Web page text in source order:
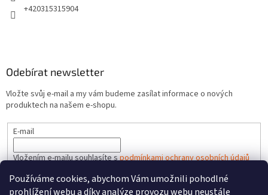
Používáme cookies, abychom Vám umožnili pohodlné
prohlížení webu a díky analýze provozu webu neustále
+420315315904
Odebírat newsletter
Vložte svůj e-mail a my vám budeme zasílat informace o nových
produktech na našem e-shopu.
E-mail
Vložením e-mailu souhlasíte spodmínkami ochrany osobních údajů
PŘIHLÁSIT SE